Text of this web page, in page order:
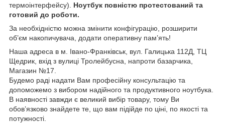
термоінтерфейсу). Ноутбук повністю протестований та
готовий до роботи.
За необхідністю можна змінити конфігурацію, розширити
об’єм накопичувача, додати оперативну пам’ять!
Наша адреса в м. Івано-Франківськ, вул. Галицька 112Д, ТЦ
Щедрик, вхід з вулиці Тролейбусна, напроти базарчика,
Магазин №17.
Будемо раді надати Вам професійну консультацію та
допоможемо з вибором надійного та продуктивного ноутбука.
В наявності завжди є великий вибір товару, тому Ви
обов’язково знайдете те, що вам підійде по ціні, по якості та
потужності.